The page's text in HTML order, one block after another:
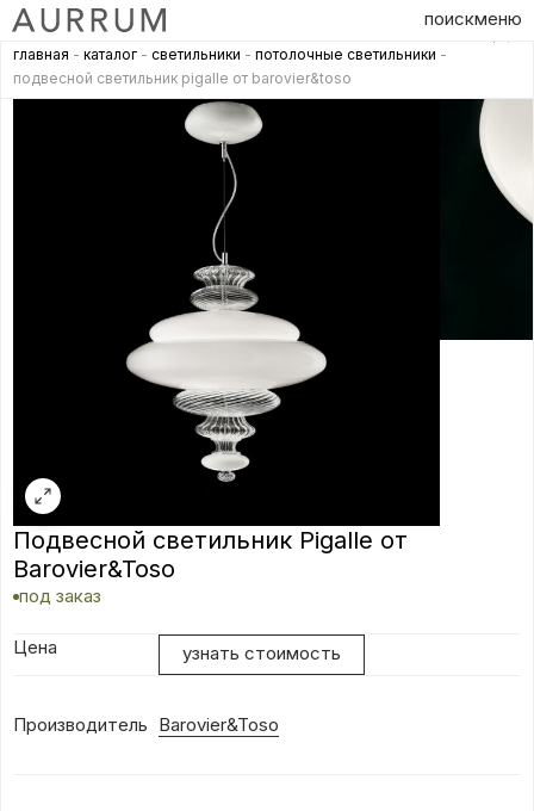
поискменю
главная - каталог - светильники - потолочные светильники -
подвесной светильник pigalle от barovier&toso
Подвесной светильник Pigalle от
Barovier&Toso
под заказ
Цена узнать стоимость
Производитель Barovier&Toso